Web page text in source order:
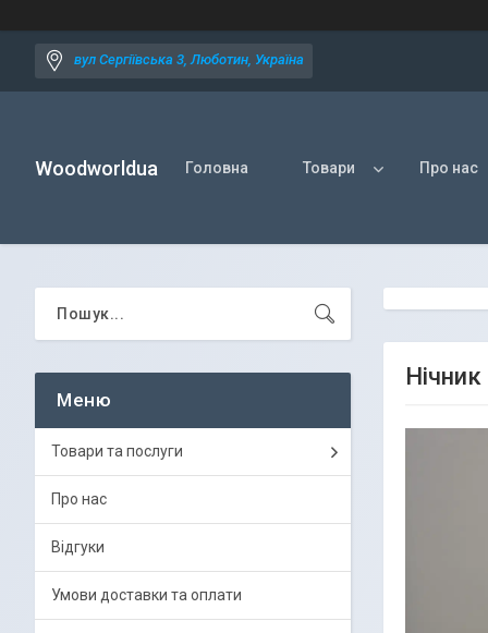
вул Сергіївська 3, Люботин, Україна
Woodworldua Головна Товари Про нас
Товари та послуги
Про нас
Відгуки
Умови доставки та оплати